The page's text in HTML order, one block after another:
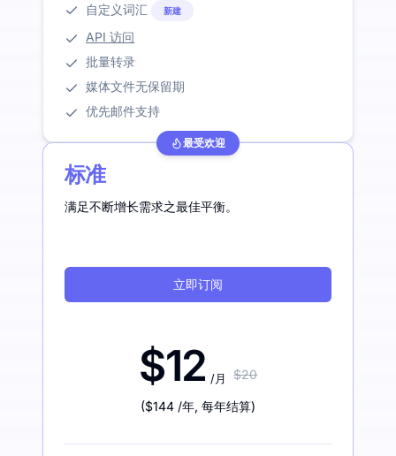
自定义词汇
新建
API 访问
批量转录
媒体文件无保留期
优先邮件支持
最受欢迎
标准
满足不断增长需求之最佳平衡。
立即订阅
$12 /月 $20
($144 /年, 每年结算)